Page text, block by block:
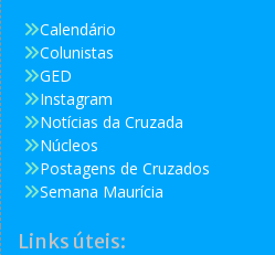
Calendário
Colunistas
GED
Instagram
Notícias da Cruzada
Núcleos
Postagens de Cruzados
Semana Maurícia
Links úteis: